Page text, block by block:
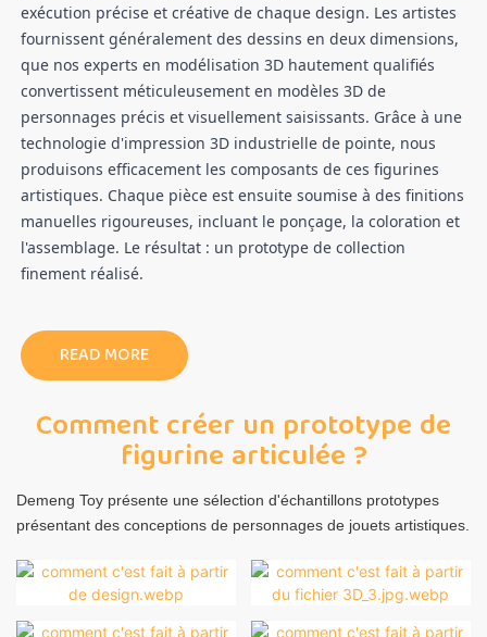
exécution précise et créative de chaque design. Les artistes
fournissent généralement des dessins en deux dimensions,
que nos experts en modélisation 3D hautement qualifiés
convertissent méticuleusement en modèles 3D de
personnages précis et visuellement saisissants. Grâce à une
technologie d'impression 3D industrielle de pointe, nous
produisons efficacement les composants de ces figurines
artistiques. Chaque pièce est ensuite soumise à des finitions
manuelles rigoureuses, incluant le ponçage, la coloration et
l'assemblage. Le résultat : un prototype de collection
finement réalisé.
READ MORE
Comment créer un prototype de
figurine articulée ?
Demeng Toy présente une sélection d'échantillons prototypes
présentant des conceptions de personnages de jouets artistiques.